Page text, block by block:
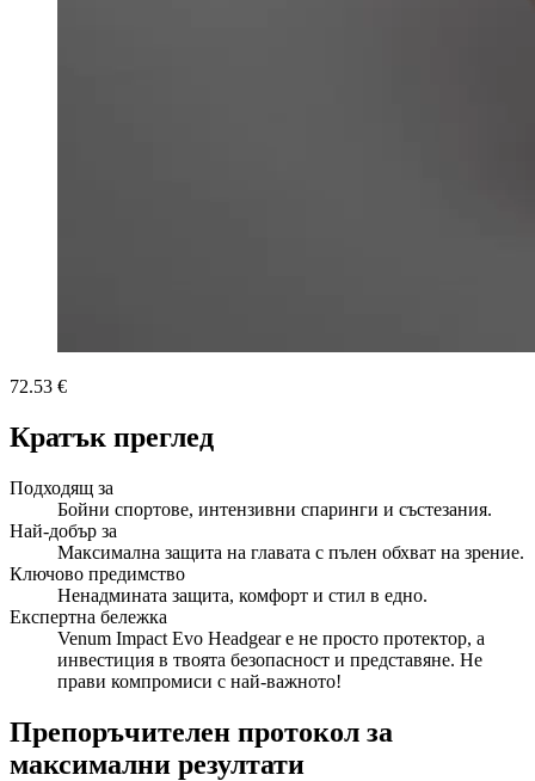
72.53 €
Кратък преглед
Подходящ за
Бойни спортове, интензивни спаринги и състезания.
Най-добър за
Максимална защита на главата с пълен обхват на зрение.
Ключово предимство
Ненадмината защита, комфорт и стил в едно.
Експертна бележка
Venum Impact Evo Headgear е не просто протектор, а
инвестиция в твоята безопасност и представяне. Не
прави компромиси с най-важното!
Препоръчителен протокол за
максимални резултати